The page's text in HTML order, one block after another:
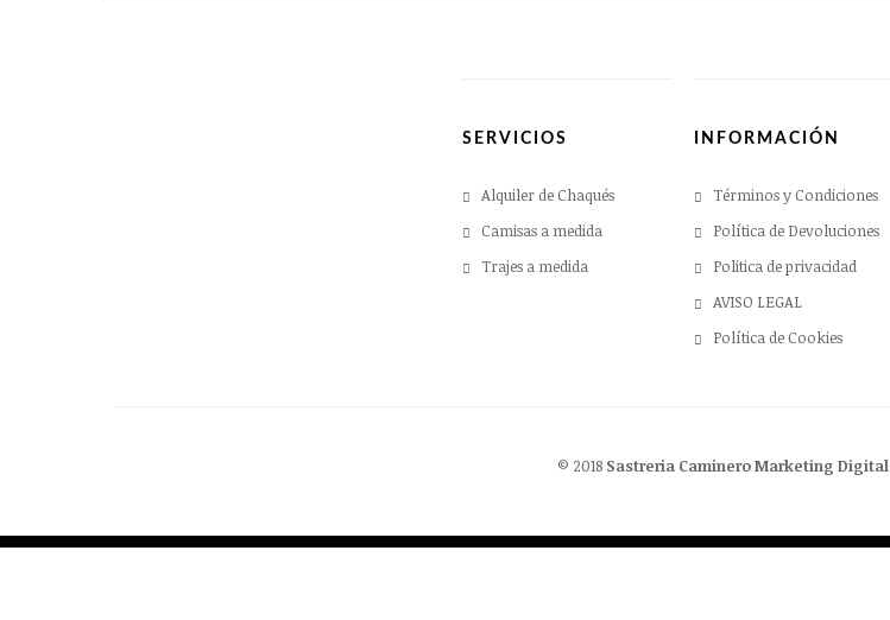
SERVICIOS
Alquiler de Chaqués
Camisas a medida
Trajes a medida
INFORMACIÓN
Términos y Condiciones
Política de Devoluciones
Politica de privacidad
AVISO LEGAL
Política de Cookies
© 2018 Sastreria CamineroMarketing Digital